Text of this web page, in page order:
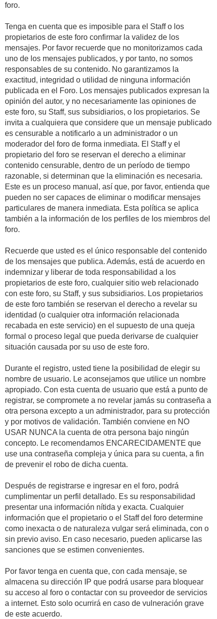
foro.
Tenga en cuenta que es imposible para el Staff o los
propietarios de este foro confirmar la validez de los
mensajes. Por favor recuerde que no monitorizamos cada
uno de los mensajes publicados, y por tanto, no somos
responsables de su contenido. No garantizamos la
exactitud, integridad o utilidad de ninguna información
publicada en el Foro. Los mensajes publicados expresan la
opinión del autor, y no necesariamente las opiniones de
este foro, su Staff, sus subsidiarios, o los propietarios. Se
invita a cualquiera que considere que un mensaje publicado
es censurable a notificarlo a un administrador o un
moderador del foro de forma inmediata. El Staff y el
propietario del foro se reservan el derecho a eliminar
contenido censurable, dentro de un período de tiempo
razonable, si determinan que la eliminación es necesaria.
Este es un proceso manual, así que, por favor, entienda que
pueden no ser capaces de eliminar o modificar mensajes
particulares de manera inmediata. Esta política se aplica
también a la información de los perfiles de los miembros del
foro.
Recuerde que usted es el único responsable del contenido
de los mensajes que publica. Además, está de acuerdo en
indemnizar y liberar de toda responsabilidad a los
propietarios de este foro, cualquier sitio web relacionado
con este foro, su Staff, y sus subsidiarios. Los propietarios
de este foro también se reservan el derecho a revelar su
identidad (o cualquier otra información relacionada
recabada en este servicio) en el supuesto de una queja
formal o proceso legal que pueda derivarse de cualquier
situación causada por su uso de este foro.
Durante el registro, usted tiene la posibilidad de elegir su
nombre de usuario. Le aconsejamos que utilice un nombre
apropiado. Con esta cuenta de usuario que está a punto de
registrar, se compromete a no revelar jamás su contraseña a
otra persona excepto a un administrador, para su protección
y por motivos de validación. También conviene en NO
USAR NUNCA la cuenta de otra persona bajo ningún
concepto. Le recomendamos ENCARECIDAMENTE que
use una contraseña compleja y única para su cuenta, a fin
de prevenir el robo de dicha cuenta.
Después de registrarse e ingresar en el foro, podrá
cumplimentar un perfil detallado. Es su responsabilidad
presentar una información nítida y exacta. Cualquier
información que el propietario o el Staff del foro determine
como inexacta o de naturaleza vulgar será eliminada, con o
sin previo aviso. En caso necesario, pueden aplicarse las
sanciones que se estimen convenientes.
Por favor tenga en cuenta que, con cada mensaje, se
almacena su dirección IP que podrá usarse para bloquear
su acceso al foro o contactar con su proveedor de servicios
a internet. Esto solo ocurrirá en caso de vulneración grave
de este acuerdo.